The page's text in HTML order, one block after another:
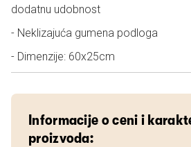
dodatnu udobnost
- Neklizajuća gumena podloga
- Dimenzije: 60x25cm
Informacije o ceni i
proizvoda: